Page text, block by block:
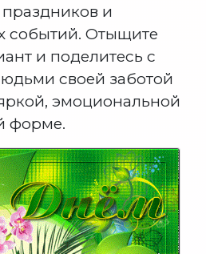
и
событий. Отыщите
и поделитесь с
своей заботой
эмоциональной
форме.